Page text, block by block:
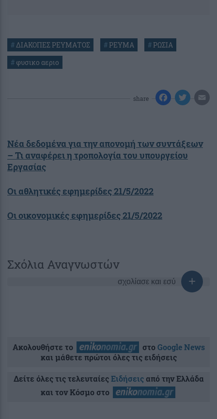
#ΔΙΑΚΟΠΕΣ ΡΕΥΜΑΤΟΣ #ΡΕΥΜΑ #ΡΩΣΙΑ
# φυσικο αεριο
share
Νέα δεδομένα για την απονομή των συντάξεων
– Τι αναφέρει η τροπολογία του υπουργείου
Εργασίας
Οι αθλητικές εφημερίδες 21/5/2022
Οι οικονομικές εφημερίδες 21/5/2022
Σχόλια Αναγνωστών
σχολίασε και εσύ
Ακολουθήστε το στοGoogle News
και μάθετε πρώτοι όλες τις ειδήσεις
Δείτε όλες τις τελευταίεςΕιδήσειςαπό την Ελλάδα
και τον Κόσμο στο